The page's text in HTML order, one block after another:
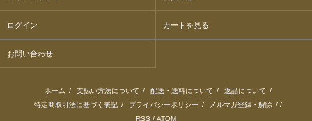
ログイン カートを見る
お問い合わせ
ホーム / 支払い方法について / 配送・送料について / 返品について /
特定商取引法に基づく表記 / プライバシーポリシー / メルマガ登録・解除 / /
RSS / ATOM